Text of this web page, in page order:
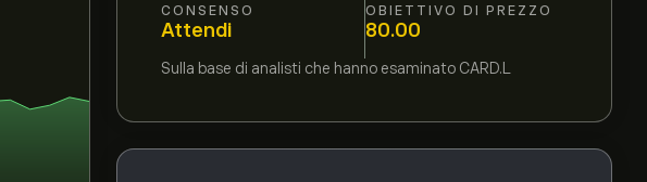
CONSENSO
Attendi
OBIETTIVO DI PREZZO
80.00
Sulla base di analisti che hanno esaminato CARD.L